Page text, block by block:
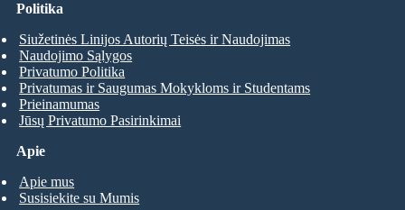
Apie
Apie mus
Susisiekite su Mumis
Politika
Siužetinės Linijos Autorių Teisės ir Naudojimas
Naudojimo Sąlygos
Privatumo Politika
Privatumas ir Saugumas Mokykloms ir Studentams
Prieinamumas
Jūsų Privatumo Pasirinkimai